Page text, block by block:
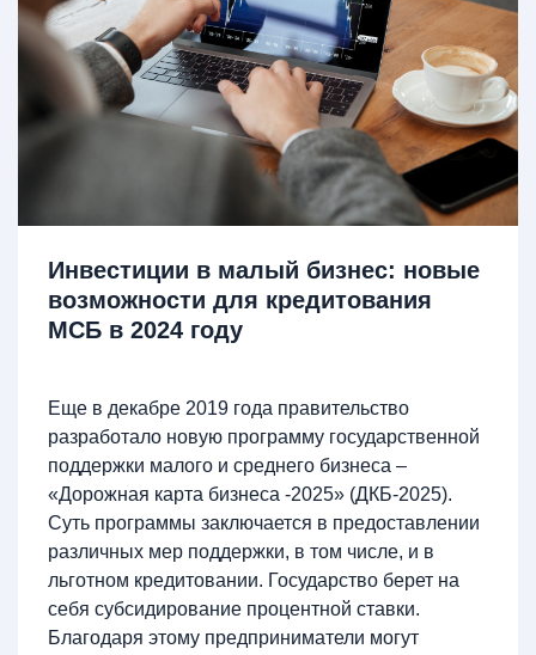
Инвестиции в малый бизнес: новые
возможности для кредитования
МСБ в 2024 году
Еще в декабре 2019 года правительство
разработало новую программу государственной
поддержки малого и среднего бизнеса –
«Дорожная карта бизнеса -2025» (ДКБ-2025).
Суть программы заключается в предоставлении
различных мер поддержки, в том числе, и в
льготном кредитовании. Государство берет на
себя субсидирование процентной ставки.
Благодаря этому предприниматели могут